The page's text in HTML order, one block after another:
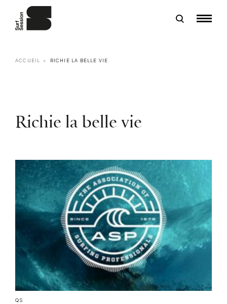
ACCUEIL RICHIE LA BELLE VIE
Richie la belle vie
QS